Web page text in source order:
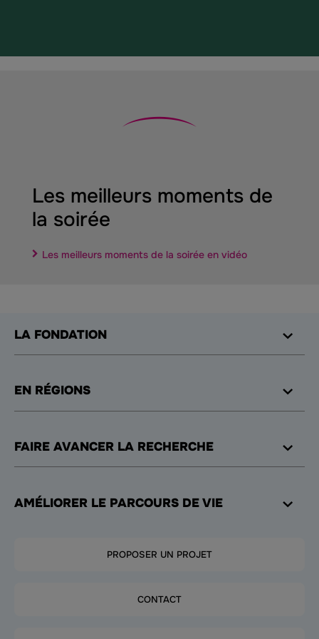
Les meilleurs moments de
la soirée
Les meilleurs moments de la soirée en vidéo
LA FONDATION
EN RÉGIONS
FAIRE AVANCER LA RECHERCHE
AMÉLIORER LE PARCOURS DE VIE
PROPOSER UN PROJET
CONTACT